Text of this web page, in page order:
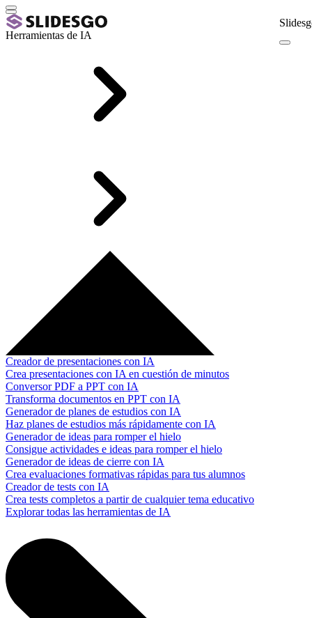
Herramientas de IA
Creador de presentaciones con IA
Crea presentaciones con IA en cuestión de minutos
Conversor PDF a PPT con IA
Transforma documentos en PPT con IA
Generador de planes de estudios con IA
Haz planes de estudios más rápidamente con IA
Generador de ideas para romper el hielo
Consigue actividades e ideas para romper el hielo
Generador de ideas de cierre con IA
Crea evaluaciones formativas rápidas para tus alumnos
Creador de tests con IA
Crea tests completos a partir de cualquier tema educativo
Explorar todas las herramientas de IA